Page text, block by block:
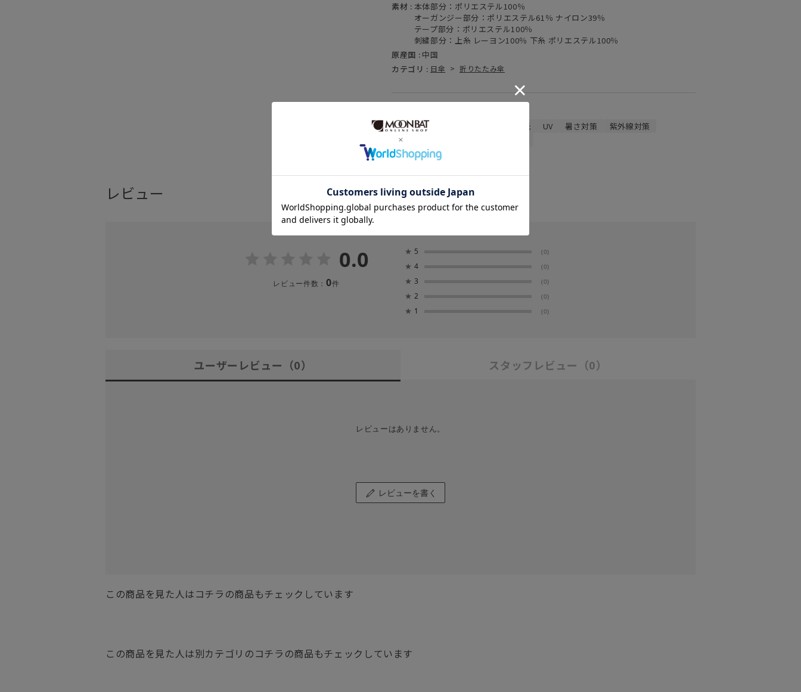
素材 : 本体部分：ポリエステル100％
オーガンジー部分：ポリエステル61％ ナイロン39％
テープ部分：ポリエステル100％
刺繍部分：上糸 レーヨン100％ 下糸 ポリエステル100％
原産国 : 中国
カテゴリ : 日傘 > 折りたたみ傘
晴雨兼用
一級遮光 UV 暑さ対策
紫外線対策
親骨：～50cm
レビュー
0.0
レビュー件数： 0件
★ 5 (0)
★ 4 (0)
★ 3 (0)
★ 2 (0)
★ 1 (0)
ユーザーレビュー （0） スタッフレビュー （0）
レビューはありません。
レビューを書く
この商品を見た人はコチラの商品もチェックしています
この商品を見た人は別カテゴリのコチラの商品もチェックしています